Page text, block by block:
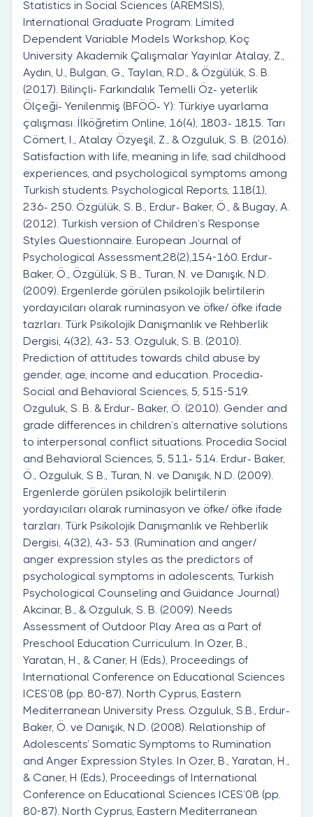
Statistics in Social Sciences (AREMSIS),
International Graduate Program: Limited
Dependent Variable Models Workshop, Koç
University Akademik Çalışmalar Yayınlar Atalay, Z.,
Aydın, U., Bulgan, G., Taylan, R.D., & Özgülük, S. B.
(2017). Bilinçli- Farkındalık Temelli Öz- yeterlik
Ölçeği- Yenilenmiş (BFÖÖ- Y): Türkiye uyarlama
çalışması. İlköğretim Online, 16(4), 1803- 1815. Tarı
Cömert, I., Atalay Özyeşil, Z., & Ozguluk, S. B. (2016).
Satisfaction with life, meaning in life, sad childhood
experiences, and psychological symptoms among
Turkish students. Psychological Reports, 118(1),
236- 250. Özgülük, S. B., Erdur- Baker, Ö., & Bugay, A.
(2012). Turkish version of Children’s Response
Styles Questionnaire. European Journal of
Psychological Assessment,28(2),154-160. Erdur-
Baker, Ö., Özgülük, S B., Turan, N. ve Danışık, N.D.
(2009). Ergenlerde görülen psikolojik belirtilerin
yordayıcıları olarak ruminasyon ve öfke/ öfke ifade
tazrları. Türk Psikolojik Danışmanlık ve Rehberlik
Dergisi, 4(32), 43- 53. Ozguluk, S. B. (2010).
Prediction of attitudes towards child abuse by
gender, age, income and education. Procedia-
Social and Behavioral Sciences, 5, 515-519.
Ozguluk, S. B. & Erdur- Baker, Ö. (2010). Gender and
grade differences in children’s alternative solutions
to interpersonal conflict situations. Procedia Social
and Behavioral Sciences, 5, 511- 514. Erdur- Baker,
Ö., Ozguluk, S B., Turan, N. ve Danışık, N.D. (2009).
Ergenlerde görülen psikolojik belirtilerin
yordayıcıları olarak ruminasyon ve öfke/ öfke ifade
tarzları. Türk Psikolojik Danışmanlık ve Rehberlik
Dergisi, 4(32), 43- 53. (Rumination and anger/
anger expression styles as the predictors of
psychological symptoms in adolescents, Turkish
Psychological Counseling and Guidance Journal)
Akcinar, B., & Ozguluk, S. B. (2009). Needs
Assessment of Outdoor Play Area as a Part of
Preschool Education Curriculum. In Ozer, B.,
Yaratan, H., & Caner, H (Eds.), Proceedings of
International Conference on Educational Sciences
ICES’08 (pp. 80-87). North Cyprus, Eastern
Mediterranean University Press. Ozguluk, S.B., Erdur-
Baker, Ö. ve Danışık, N.D. (2008). Relationship of
Adolescents’ Somatic Symptoms to Rumination
and Anger Expression Styles. In Ozer, B., Yaratan, H.,
& Caner, H (Eds.), Proceedings of International
Conference on Educational Sciences ICES’08 (pp.
80-87). North Cyprus, Eastern Mediterranean